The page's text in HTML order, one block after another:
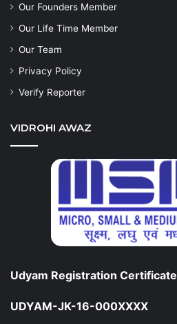
Our Founders Member
Our Life Time Member
Our Team
Privacy Policy
Verify Reporter
VIDROHI AWAZ
Udyam Registration Certificate
UDYAM-JK-16-000XXXX